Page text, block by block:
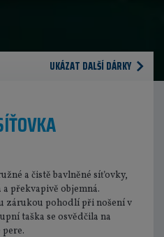
UKÁZAT DALŠÍ DÁRKY
a čistě bavlněné síťovky,
překvapivě objemná.
zárukou pohodlí při nošení v
taška se osvědčila na